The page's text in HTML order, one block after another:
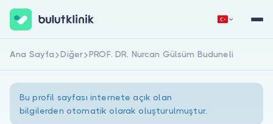
Hemen Kaydol Giriş Yap
Ana Sayfa Diğer PROF. DR. Nurcan Gülsüm Buduneli
Bu profil sayfası internete açık olan
bilgilerden otomatik olarak oluşturulmuştur.